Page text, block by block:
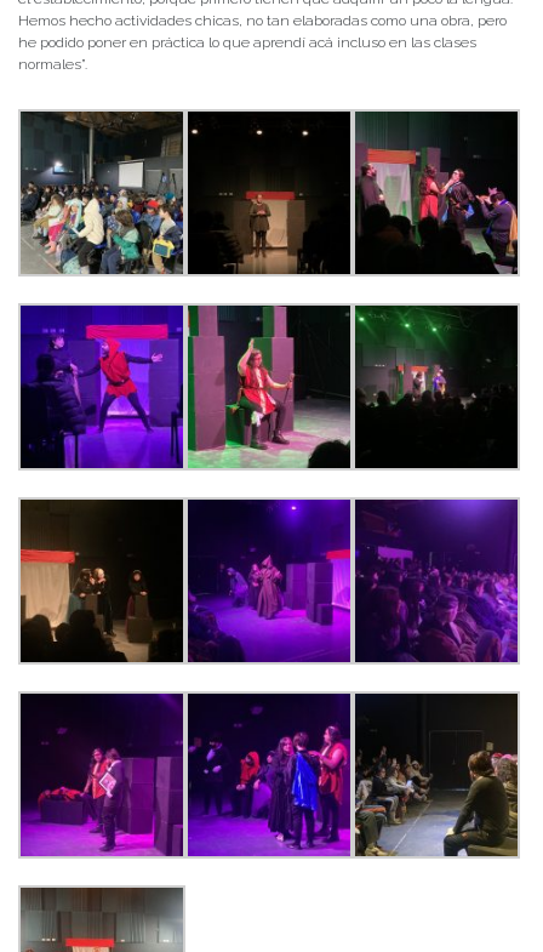
Hemos hecho actividades chicas, no tan elaboradas como una obra, pero
he podido poner en práctica lo que aprendí acá incluso en las clases
normales”.